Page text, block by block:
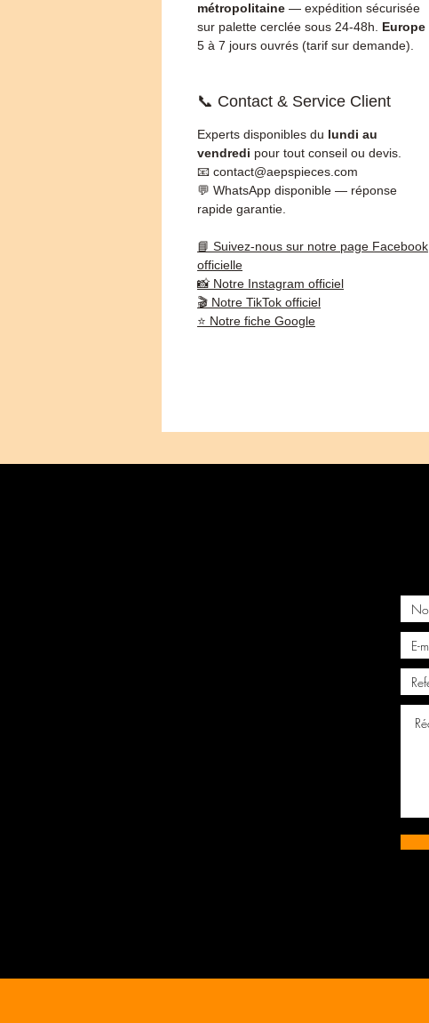
métropolitaine — expédition sécurisée
sur palette cerclée sous 24-48h. Europe
5 à 7 jours ouvrés (tarif sur demande).
📞 Contact & Service Client
Experts disponibles du lundi au
vendredi pour tout conseil ou devis.
📧 contact@aepspieces.com
💬 WhatsApp disponible — réponse
rapide garantie.
📘 Suivez-nous sur notre page Facebook
officielle
📸 Notre Instagram officiel
🎬 Notre TikTok officiel
⭐ Notre fiche Google